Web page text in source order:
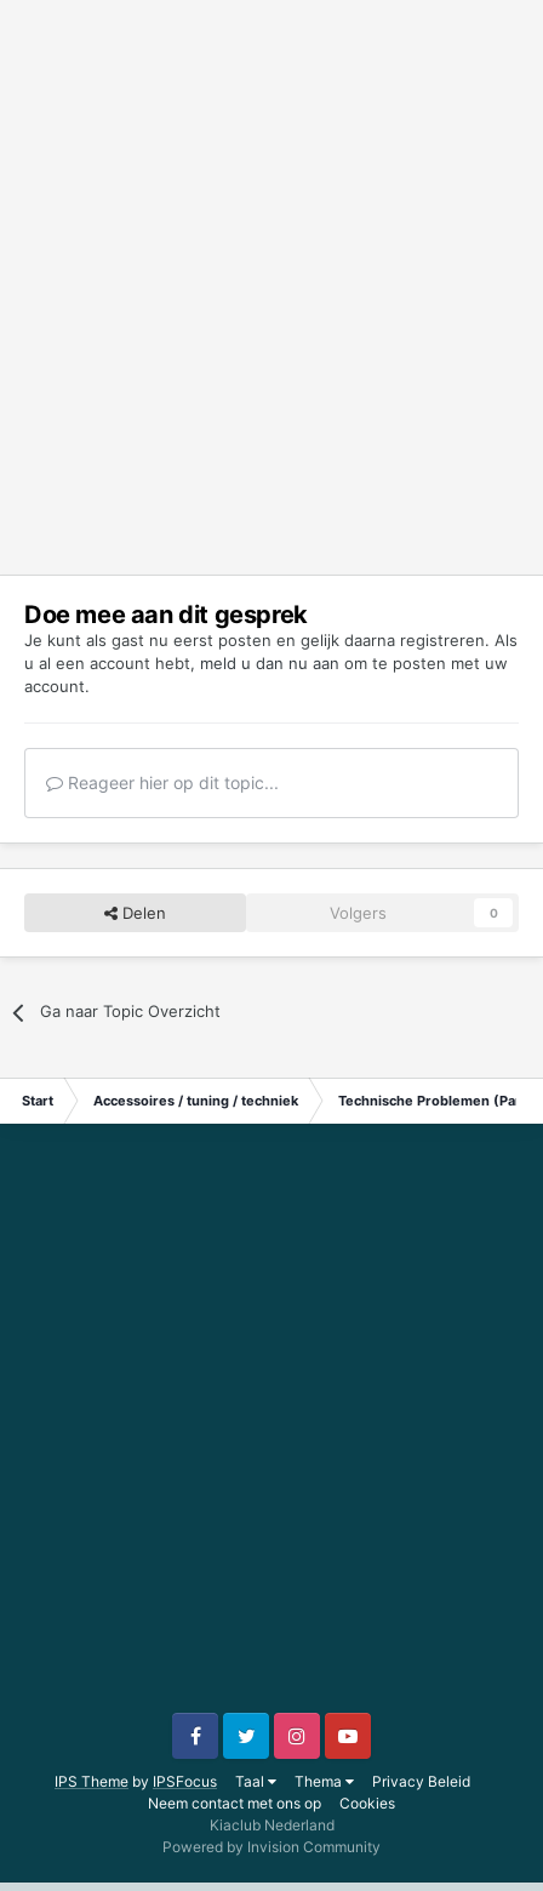
Doe mee aan dit gesprek
Je kunt als gast nu eerst posten en gelijk daarna registreren. Als
u al een account hebt, meld u dan nu aan om te posten met uw
account.
Reageer hier op dit topic...
Delen Volgers 0
Ga naar Topic Overzicht
Start Accessoires / tuning / techniek Technische Problemen
IPS Theme by IPSFocus Taal Thema
Privacy Beleid
Neem contact met ons op
Cookies
Kiaclub Nederland
Powered by Invision Community